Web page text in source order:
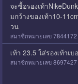
จะซื้อรองเท้า
มกว้างของเท้า10-
วน
สมาชิกหมายเลข 7844172
เท้า 23.5 ใส่รองเท้าเ
สมาชิกหมายเลข 8697427